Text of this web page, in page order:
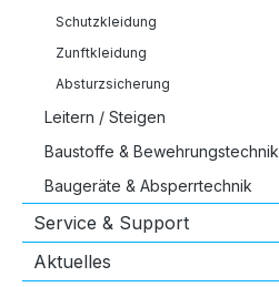
Schutzkleidung
Zunftkleidung
Absturzsicherung
Leitern / Steigen
Baustoffe & Bewehrungstechnik
Baugeräte & Absperrtechnik
Service & Support
Aktuelles